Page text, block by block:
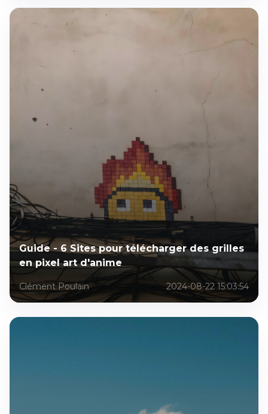
Guide - 6 Sites pour télécharger des grilles
en pixel art d'anime
Clément Poulain 2024-08-22 15:03:54